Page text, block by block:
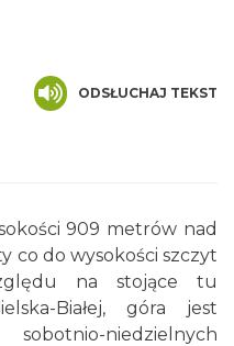
ODSŁUCHAJ TEKST
909 metrów nad
co do wysokości szczyt
na stojące tu
Białej, góra jest
niedzielnych